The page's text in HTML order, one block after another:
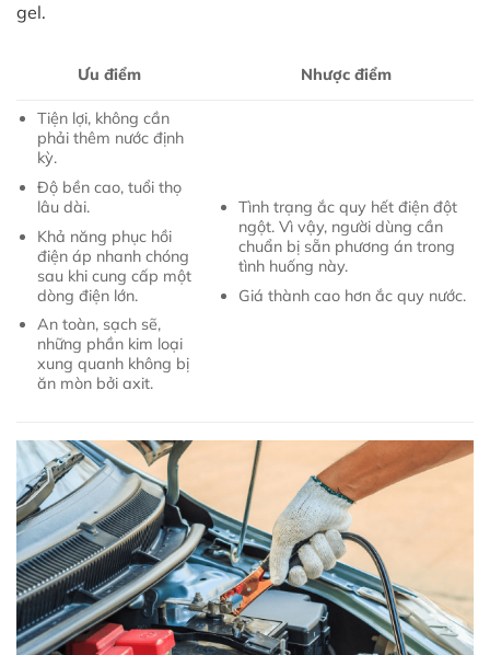
gel.
Ưu điểm Nhược điểm
Tiện lợi, không cần
phải thêm nước định
kỳ.
Độ bền cao, tuổi thọ
lâu dài.
Khả năng phục hồi
điện áp nhanh chóng
sau khi cung cấp một
dòng điện lớn.
An toàn, sạch sẽ,
những phần kim loại
xung quanh không bị
ăn mòn bởi axit.
Tình trạng ắc quy hết điện đột
ngột. Vì vậy, người dùng cần
chuẩn bị sẵn phương án trong
tình huống này.
Giá thành cao hơn ắc quy nước.